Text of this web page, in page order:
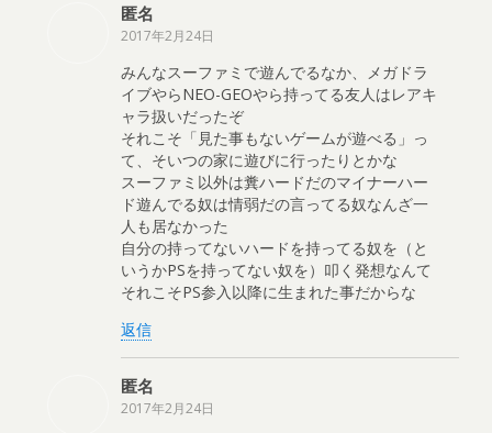
匿名
2017年2月24日
みんなスーファミで遊んでるなか、メガドラ
イブやらNEO-GEOやら持ってる友人はレアキ
ャラ扱いだったぞ
それこそ「見た事もないゲームが遊べる」っ
て、そいつの家に遊びに行ったりとかな
スーファミ以外は糞ハードだのマイナーハー
ド遊んでる奴は情弱だの言ってる奴なんざ一
人も居なかった
自分の持ってないハードを持ってる奴を（と
いうかPSを持ってない奴を）叩く発想なんて
それこそPS参入以降に生まれた事だからな
返信
匿名
2017年2月24日